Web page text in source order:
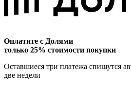
Оплатите с Долями
только 25% стоимости покупки
Оставшиеся три платежа спишутся
две недели